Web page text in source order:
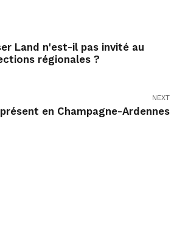
Land n'est-il pas invité au
régionales ?
NEXT
en Champagne-Ardennes